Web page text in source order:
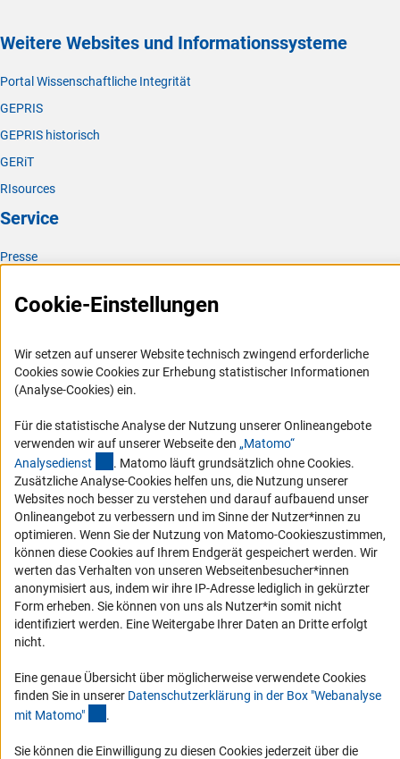
Weitere Websites und Informationssysteme
Portal Wissenschaftliche Integrität
GEPRIS
GEPRIS historisch
GERiT
RIsources
Service
Presse
Karriere
RSS-Feeds
Compliance
Vergabeverfahren
Barrierefreiheit
Service und Informationen für Menschen mit Behinderungen
Erklärung zur Barrierefreiheit
Barriere melden
DFG-aktuell
Erhalten Sie Neuigkeiten aus der DFG direkt in Ihr Mailpostfach oder
schauen Sie sich die Ausgaben online an.
Zum Newsletter
Cookie-Einstellungen
Wir setzen auf unserer Website technisch zwingend erforderliche
Cookies sowie Cookies zur Erhebung statistischer Informationen
(Analyse-Cookies) ein.
Für die statistische Analyse der Nutzung unserer Onlineangebote
verwenden wir auf unserer Webseite den „Matomo“
Analysedienst (externer Link)
. Matomo läuft grundsätzlich ohne Cookies.
Zusätzliche Analyse-Cookies helfen uns, die Nutzung unserer
Websites noch besser zu verstehen und darauf aufbauend unser
Onlineangebot zu verbessern und im Sinne der Nutzer*innen zu
optimieren. Wenn Sie der Nutzung von Matomo-Cookieszustimmen,
können diese Cookies auf Ihrem Endgerät gespeichert werden. Wir
werten das Verhalten von unseren Webseitenbesucher*innen
anonymisiert aus, indem wir ihre IP-Adresse lediglich in gekürzter
Form erheben. Sie können von uns als Nutzer*in somit nicht
identifiziert werden. Eine Weitergabe Ihrer Daten an Dritte erfolgt
nicht.
Eine genaue Übersicht über möglicherweise verwendete Cookies
finden Sie in unserer Datenschutzerklärung in der Box "Webanalyse
mit Matomo" .
Sie können die Einwilligung zu diesen Cookies jederzeit über die